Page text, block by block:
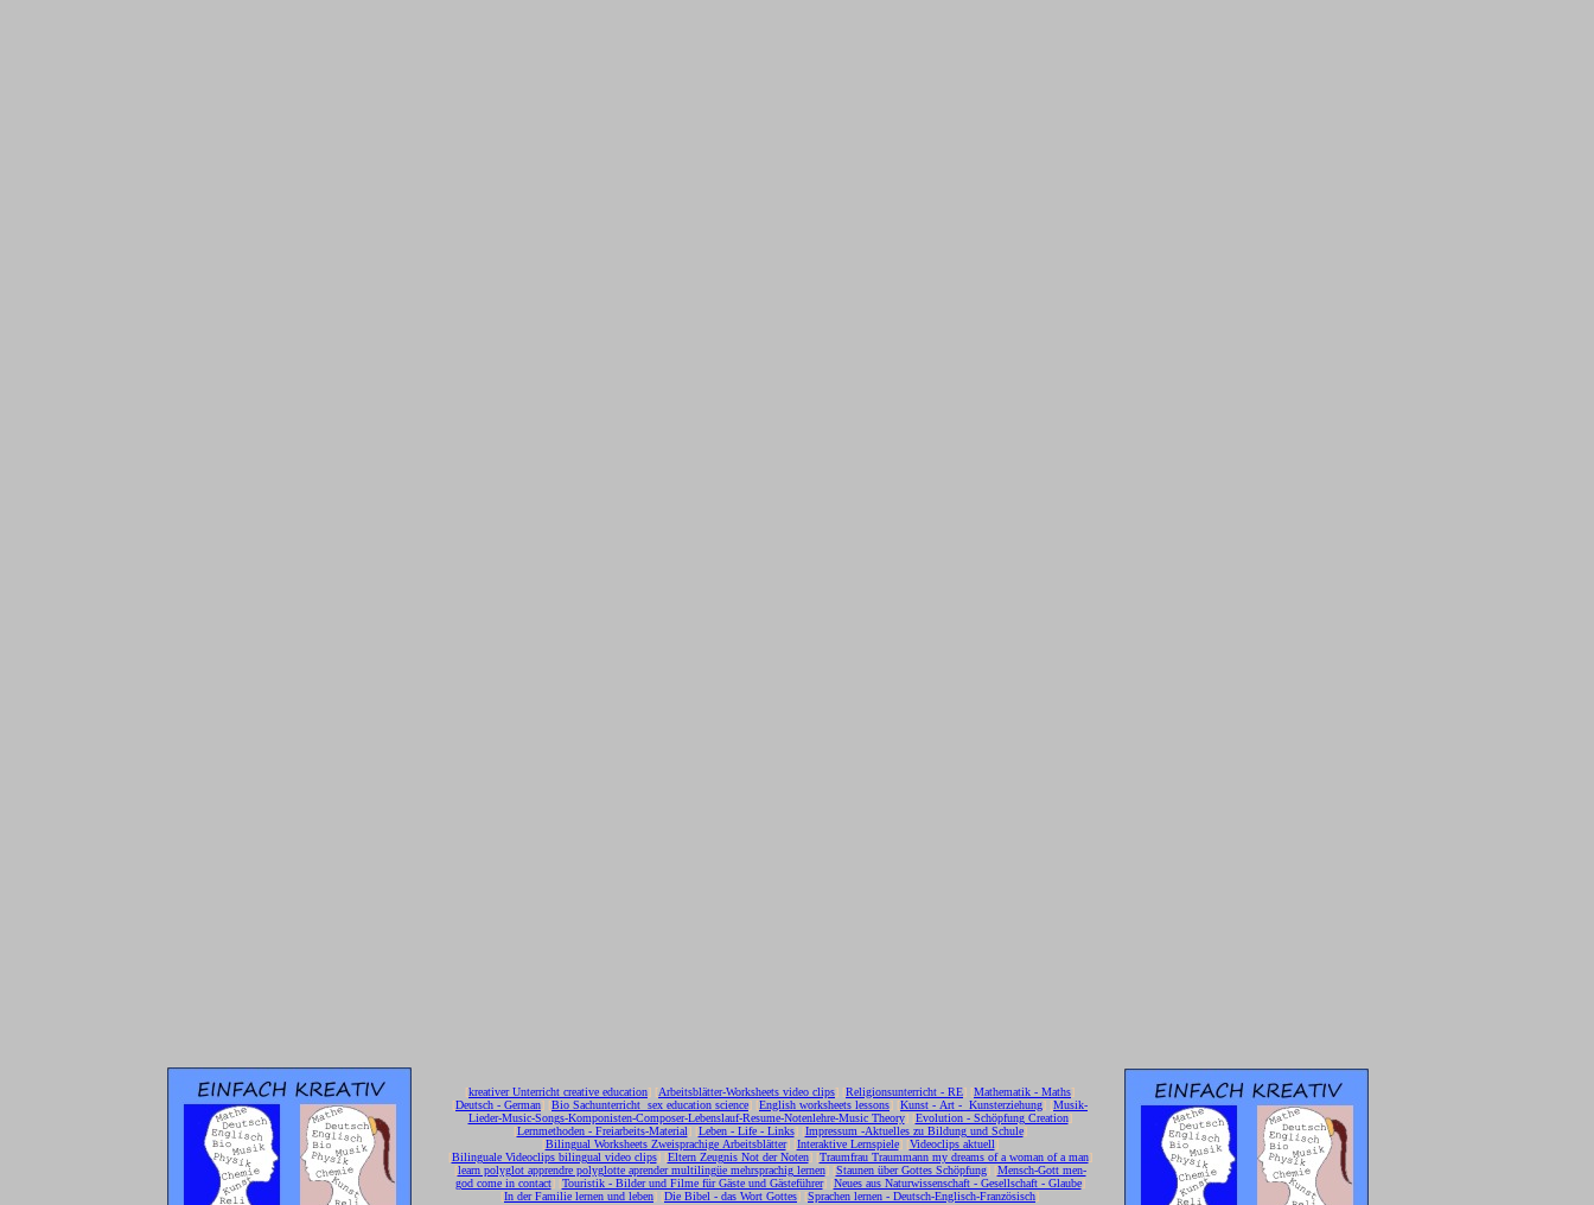
[kreativer Unterricht creative education] [Arbeitsblätter-Worksheets video clips] [Religionsunterricht - RE] [Mathematik - Maths]
[Deutsch - German] [Bio Sachunterricht sex education science] [English worksheets lessons] [Kunst - Art - Kunsterziehung] [Musik-
Lieder-Music-Songs-Komponisten-Composer-Lebenslauf-Resume-Notenlehre-Music Theory] [Evolution - Schöpfung Creation]
[Lernmethoden - Freiarbeits-Material] [Leben - Life - Links] [Impressum -Aktuelles zu Bildung und Schule]
[Bilingual Worksheets Zweisprachige Arbeitsblätter] [Interaktive Lernspiele] [Videoclips aktuell]
[Bilinguale Videoclips bilingual video clips] [Eltern Zeugnis Not der Noten] [Traumfrau Traummann my dreams of a woman of a man]
[learn polyglot apprendre polyglotte aprender multilingüe mehrsprachig lernen] [Staunen über Gottes Schöpfung] [Mensch-Gott men-
god come in contact] [Touristik - Bilder und Filme für Gäste und Gästeführer] [Neues aus Naturwissenschaft - Gesellschaft - Glaube]
[In der Familie lernen und leben] [Die Bibel - das Wort Gottes] [Sprachen lernen - Deutsch-Englisch-Französisch]